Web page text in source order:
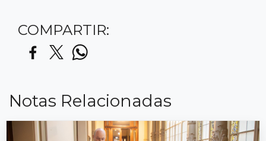
COMPARTIR:
Notas Relacionadas